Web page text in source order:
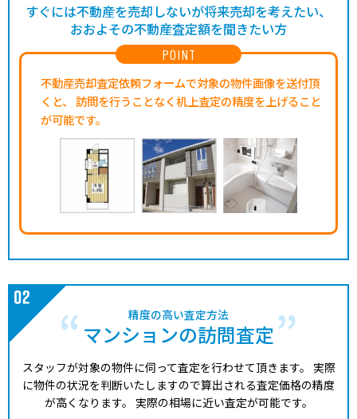
POINT
不動産売却査定依頼フォームで対象の物件画像を送付頂
くと、
訪問を行うことなく机上査定の精度を上げること
が可能です。
すぐには不動産を売却しないが将来売却を考えたい、
おおよその不動産査定額を聞きたい方
精度の高い査定方法
マンションの訪問査定
スタッフが対象の物件に伺って査定を行わせて頂きます。 実際
に物件の状況を判断いたしますので算出される査定価格の精度
が高くなります。 実際の相場に近い査定が可能です。